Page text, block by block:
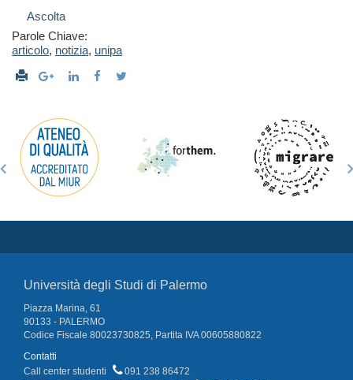
Ascolta
Parole Chiave:
articolo, notizia, unipa
Università degli Studi di Palermo
Piazza Marina, 61
90133 - PALERMO
Codice Fiscale 80023730825, Partita IVA 00605880822
Contatti
Call center studenti
091 238 86472